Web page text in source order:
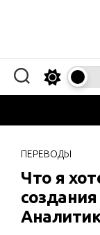
ПЕРЕВОДЫ
Что я